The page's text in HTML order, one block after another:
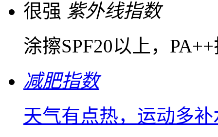
很强 紫外线指数
涂擦SPF20以上，
减肥指数
天气有点热，运动多补